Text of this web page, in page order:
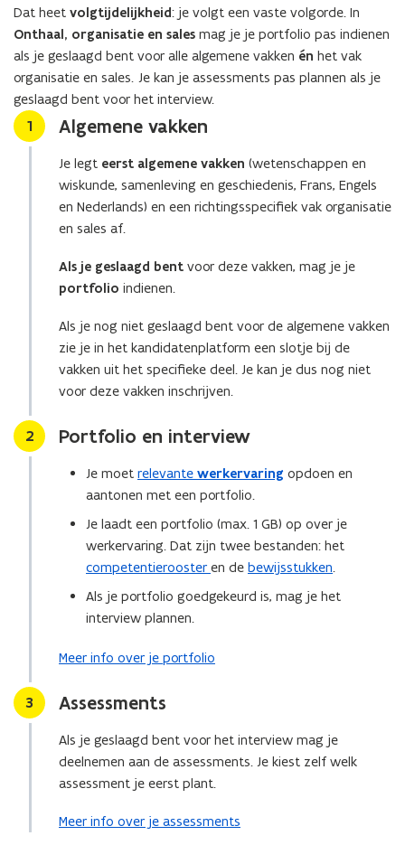
Dat heet volgtijdelijkheid: je volgt een vaste volgorde. In
Onthaal, organisatie en sales mag je je portfolio pas indienen
als je geslaagd bent voor alle algemene vakken én het vak
organisatie en sales. Je kan je assessments pas plannen als je
geslaagd bent voor het interview.
Stap
1 Algemene vakken
Je legt eerst algemene vakken (wetenschappen en
wiskunde, samenleving en geschiedenis, Frans, Engels
en Nederlands) en een richtingsspecifiek vak organisatie
en sales af.
Als je geslaagd bent voor deze vakken, mag je je
portfolio indienen.
Als je nog niet geslaagd bent voor de algemene vakken
zie je in het kandidatenplatform een slotje bij de
vakken uit het specifieke deel. Je kan je dus nog niet
voor deze vakken inschrijven.
Stap
2 Portfolio en interview
Je moet relevante werkervaring opdoen en
aantonen met een portfolio.
Je laadt een portfolio (max. 1 GB) op over je
werkervaring. Dat zijn twee bestanden: het
competentierooster en de bewijsstukken.
Als je portfolio goedgekeurd is, mag je het
interview plannen.
Meer info over je portfolio
Stap
3 Assessments
Als je geslaagd bent voor het interview mag je
deelnemen aan de assessments. Je kiest zelf welk
assessment je eerst plant.
Meer info over je assessments